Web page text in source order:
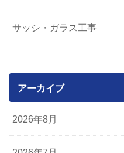
サッシ・ガラス工事
アーカイブ
2026年8月